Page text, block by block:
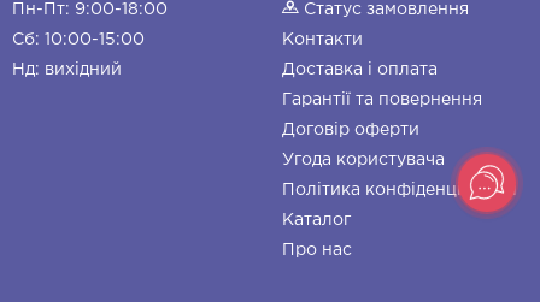
Пн-Пт: 9:00-18:00
Сб: 10:00-15:00
Нд: вихідний
Статус замовлення
Контакти
Доставка і оплата
Гарантії та повернення
Договір оферти
Угода користувача
Політика конфіденційності
Каталог
Про нас